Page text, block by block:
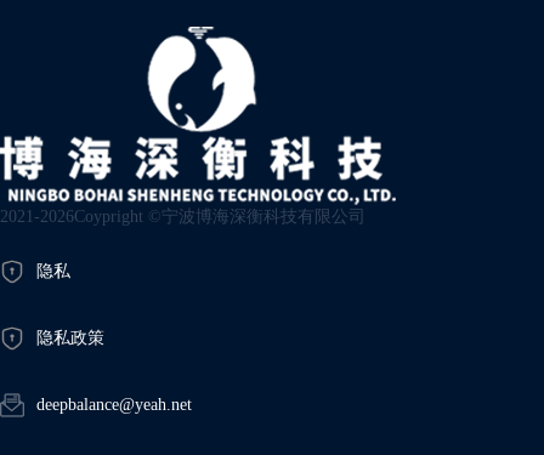
2021-2026Coypright ©宁波博海深衡科技有限公司
隐私
隐私政策
deepbalance@yeah.net